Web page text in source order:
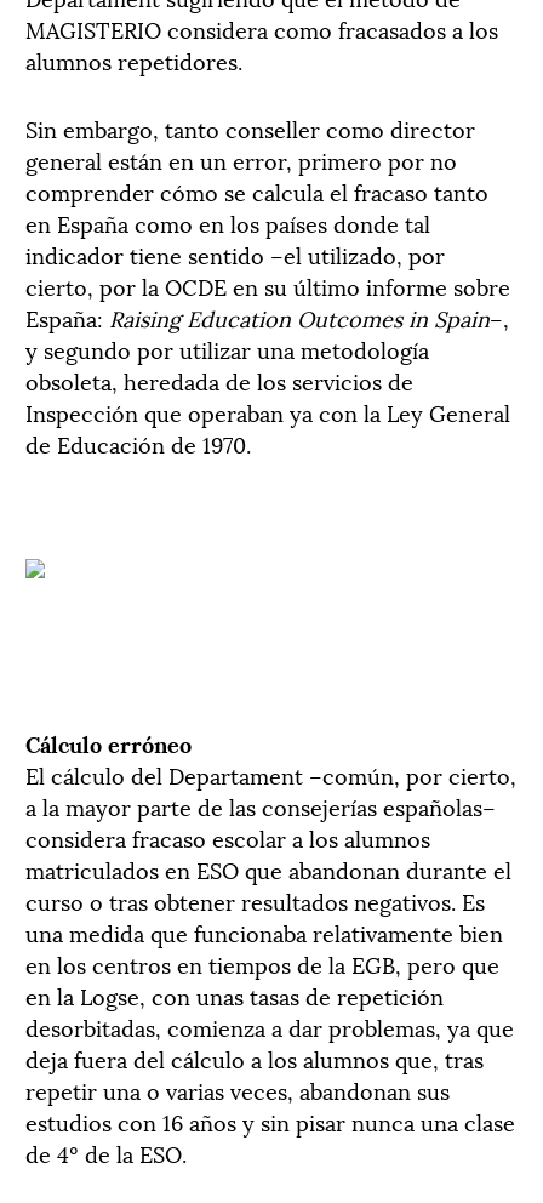
MAGISTERIO considera como fracasados a los
alumnos repetidores.
Sin embargo, tanto conseller como director
general están en un error, primero por no
comprender cómo se calcula el fracaso tanto
en España como en los países donde tal
indicador tiene sentido –el utilizado, por
cierto, por la OCDE en su último informe sobre
España: Raising Education Outcomes in Spain–,
y segundo por utilizar una metodología
obsoleta, heredada de los servicios de
Inspección que operaban ya con la Ley General
de Educación de 1970.
Cálculo erróneo
El cálculo del Departament –común, por cierto,
a la mayor parte de las consejerías españolas–
considera fracaso escolar a los alumnos
matriculados en ESO que abandonan durante el
curso o tras obtener resultados negativos. Es
una medida que funcionaba relativamente bien
en los centros en tiempos de la EGB, pero que
en la Logse, con unas tasas de repetición
desorbitadas, comienza a dar problemas, ya que
deja fuera del cálculo a los alumnos que, tras
repetir una o varias veces, abandonan sus
estudios con 16 años y sin pisar nunca una clase
de 4º de la ESO.